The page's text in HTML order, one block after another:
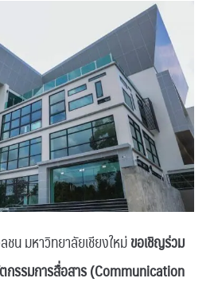
มหาวิทยาลัยเชียงใหม่ขอเชิญร่วม
กรรมการสื่อสาร (Communication